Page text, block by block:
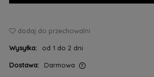
dodaj do przechowalni
Wysyłka: od 1 do 2 dni
Dostawa:
Darmowa